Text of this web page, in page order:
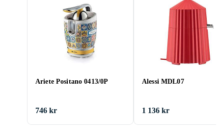
Ariete Positano 0413/0P
746 kr
Alessi MDL07
1 136 kr